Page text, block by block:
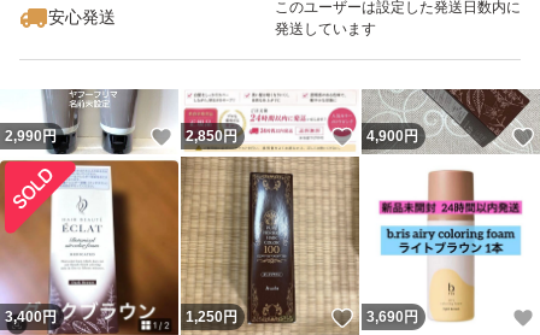
安心発送
このユーザーは設定した発送日数内に
発送しています
2,990 円 いいね！
2,850円 いいね！
4,900円
3,400円 1,250円 いいね！
3,690 円